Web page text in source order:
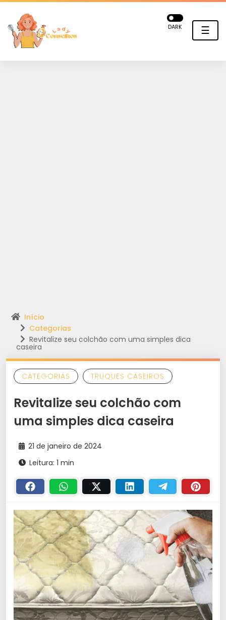
☰
DARK
Início
Categorias
Revitalize seu colchão com uma simples dica
caseira
CATEGORIAS TRUQUES CASEIROS
Revitalize seu colchão com
uma simples dica caseira
21 de janeiro de 2024
Leitura: 1 min